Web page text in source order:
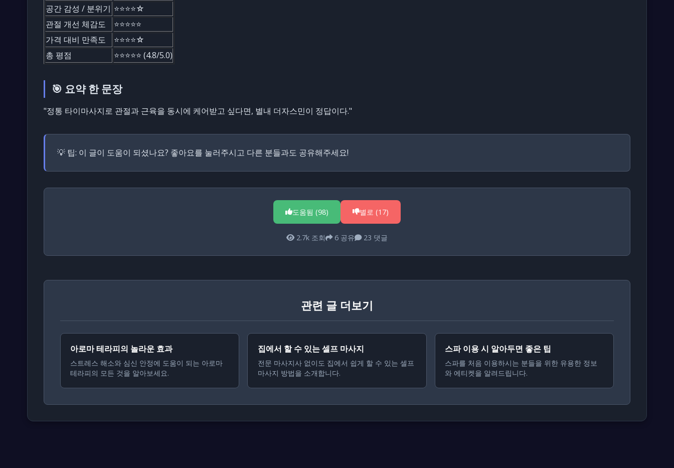
공간 감성 / 분위기 ⭐️⭐️⭐️⭐️☆
관절 개선 체감도
⭐️⭐️⭐️⭐️⭐️
가격 대비 만족도
⭐️⭐️⭐️⭐️☆
총 평점
⭐️⭐️⭐️⭐️⭐️ (4.8/5.0)
🎯 요약 한 문장
"정통 타이마사지로 관절과 근육을 동시에 케어받고 싶다면, 별내 더자스민이 정답이다."
💡 팁: 이 글이 도움이 되셨나요? 좋아요를 눌러주시고 다른 분들과도 공유해주세요!
도움됨 (98) 별로 (17)
2.7k 조회 6 공유 23 댓글
관련 글 더보기
아로마 테라피의 놀라운 효과
스트레스 해소와 심신 안정에 도움이 되는 아로마
테라피의 모든 것을 알아보세요.
집에서 할 수 있는 셀프 마사지
전문 마사지사 없이도 집에서 쉽게 할 수 있는 셀프
마사지 방법을 소개합니다.
스파 이용 시 알아두면 좋은 팁
스파를 처음 이용하시는 분들을 위한 유용한 정보
와 에티켓을 알려드립니다.